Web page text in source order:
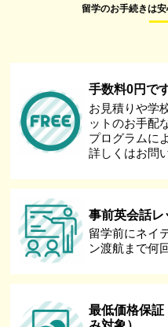
留学のお手続きは
手数料0円で
お見積りや学
ットのお手配
プログラムに
詳しくはお問
事前英会話レ
留学前にネイ
ン渡航まで何
最低価格保